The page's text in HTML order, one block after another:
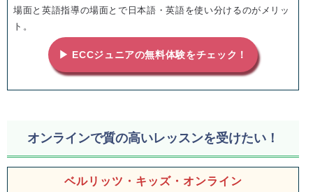
場面と英語指導の場面とで日本語・英語を使い分けるのがメリッ
ト。
▶ ECCジュニアの無料体験をチェック！
オンラインで質の高いレッスンを受けたい！
ベルリッツ・キッズ・オンライン